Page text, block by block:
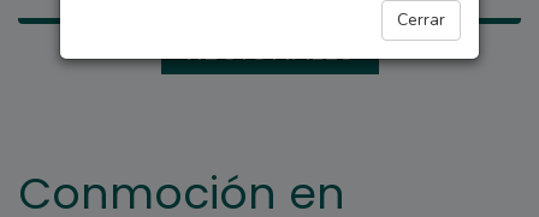
Cerrar
REGIONALES
Conmoción en